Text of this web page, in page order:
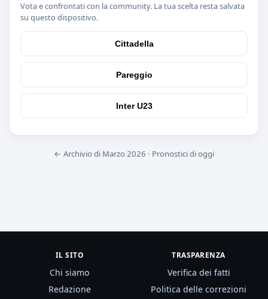
Vota e confrontati con la community. La tua scelta resta salvata
su questo dispositivo.
Cittadella
Pareggio
Inter U23
← Archivio di Marzo 2026 · Pronostici di oggi
IL SITO
Chi siamo
Redazione
TRASPARENZA
Verifica dei fatti
Politica delle correzioni